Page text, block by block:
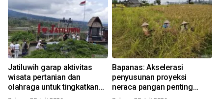
Jatiluwih garap aktivitas
wisata pertanian dan
olahraga untuk tingkatkan
ekonomi warga
Bapanas: Akselerasi
penyusunan proyeksi
neraca pangan penting
untuk stabilisasi pasokan